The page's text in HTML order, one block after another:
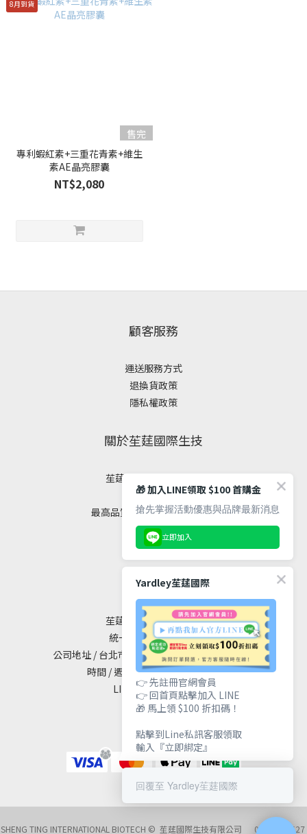
8月到貨
售完
專利蝦紅素+三重花青素+維生
素AE晶亮膠囊
NT$2,080
顧客服務
運送服務方式
退換貨政策
隱私權政策
關於苼莛國際生技
苼莛國際生技有限公司
✦ 四大堅持 ✦
最高品質｜安全｜健康｜美麗
聯絡我們
苼莛國際生技有限公司
統一編號 / 90615838
公司地址 / 台北市大安區敦化南路二段65號19樓
時間 / 週一至週五 10:00 - 18:00
LINE@ / @yardley
SHENG TING INTERNATIONAL BIOTECH © 苼莛國際生技有限公司 02-27218527
🎁 加入LINE領取 $100 首購金
搶先掌握活動優惠與品牌最新消息
立即加入
Yardley苼莛國際
👉 先註冊官網會員
👉 回首頁點擊加入 LINE
🎁 馬上領 $100 折扣碼！
點擊到Line私訊客服領取
輸入『立即綁定』
回覆至 Yardley苼莛國際